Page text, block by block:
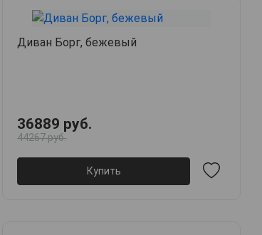
Диван Борг, бежевый
36889 руб.
44267 руб.
Купить